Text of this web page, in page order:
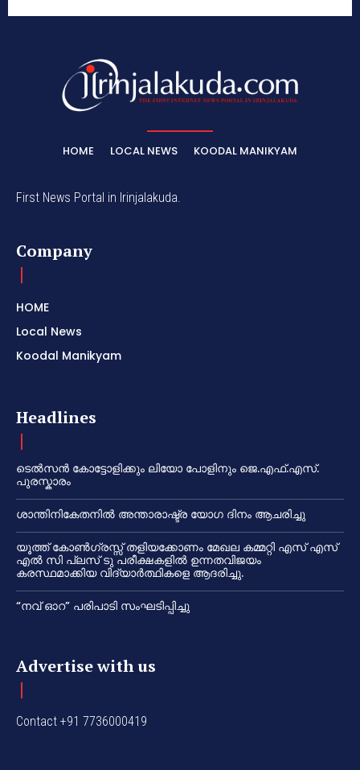
HOME LOCAL NEWS KOODAL MANIKYAM
First News Portal in Irinjalakuda.
Company
HOME
Local News
Koodal Manikyam
Headlines
ടെൽസൻ കോട്ടോളിക്കും ലിയോ പോളിനും ജെ.എഫ്.എസ്.
പുരസ്കാരം
ശാന്തിനികേതനിൽ അന്താരാഷ്ട്ര യോഗ ദിനം ആചരിച്ചു
യൂത്ത് കോൺഗ്രസ്സ് തളിയക്കോണം മേഖല കമ്മറ്റി എസ് എസ്
എൽ സി പ്ലസ് ടു പരീക്ഷകളിൽ ഉന്നതവിജയം
കരസ്ഥമാക്കിയ വിദ്യാർത്ഥികളെ ആദരിച്ചു.
“നവ് ഓറ” പരിപാടി സംഘടിപ്പിച്ചു
Advertise with us
Contact +91 7736000419